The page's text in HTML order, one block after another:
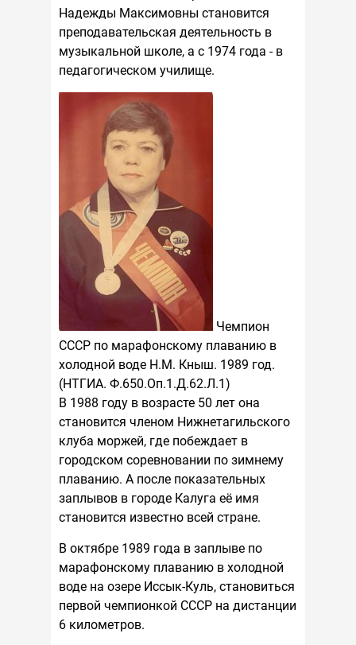
Надежды Максимовны становится
преподавательская деятельность в
музыкальной школе, а с 1974 года - в
педагогическом училище.
Чемпион
СССР по марафонскому плаванию в
холодной воде Н.М. Кныш. 1989 год.
(НТГИА. Ф.650.Оп.1.Д.62.Л.1)
В 1988 году в возрасте 50 лет она
становится членом Нижнетагильского
клуба моржей, где побеждает в
городском соревновании по зимнему
плаванию. А после показательных
заплывов в городе Калуга её имя
становится известно всей стране.
В октябре 1989 года в заплыве по
марафонскому плаванию в холодной
воде на озере Иссык-Куль, становиться
первой чемпионкой СССР на дистанции
6 километров.